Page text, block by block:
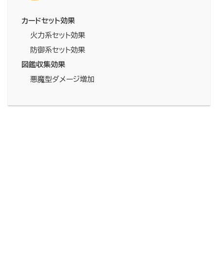
カードセット効果
火力系セット効果
防御系セット効果
図鑑収集効果
悪魔型ダメージ増加